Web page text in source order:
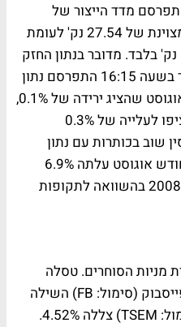
התפרסם מדד הייצור של
האמפייר סטייט והציג קריאה מצוינת של 27.54 נק' לעומת
צפי הכלכלנים לקריאה של 16 נק' בלבד. מדובר בנתון החזק
ביותר מזה 5 שנים. מאוחר יותר בשעה 16:15 התפרסם נתון
התפוקה התעשייתית לחודש אוגוסט שהציג ירידה של 0.1%,
נתון מאכזב כאשר הכלכלנים ציפו לעלייה של 0.3%
שוב בכותרות עם נתון
מדאיג. התפוקה תעשייתית לחודש אוגוסט עלתה 6.9%
בלבד, הקצב האיטי ביותר מאז 2008 בהשוואה לתקופות
מניות הסוחרים. טסלה
(סימול: TSLA) צנחה 9.08%, פייסבוק (סימול: FB) השילה